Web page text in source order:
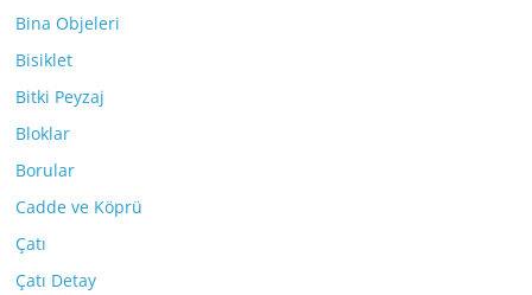
Bina Objeleri
Bisiklet
Bitki Peyzaj
Bloklar
Borular
Cadde ve Köprü
Çatı
Çatı Detay